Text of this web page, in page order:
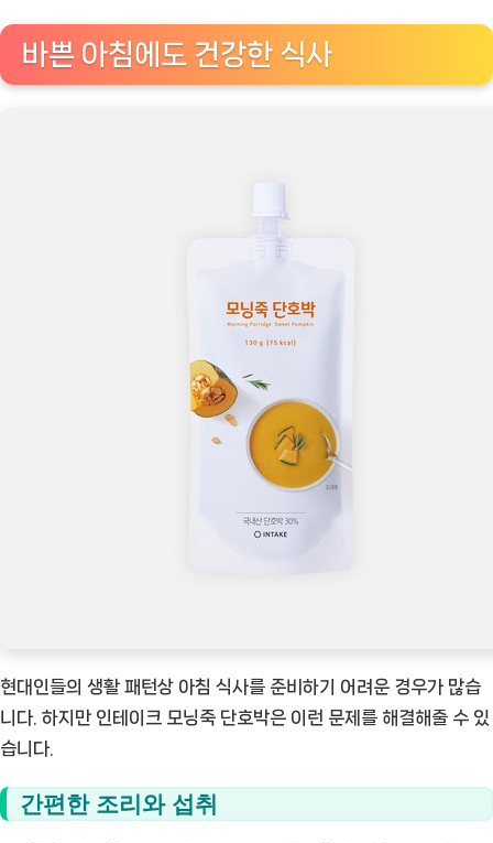
바쁜 아침에도 건강한 식사
현대인들의 생활 패턴상 아침 식사를 준비하기 어려운 경우가 많습
니다. 하지만 인테이크 모닝죽 단호박은 이런 문제를 해결해줄 수 있
습니다.
간편한 조리와 섭취